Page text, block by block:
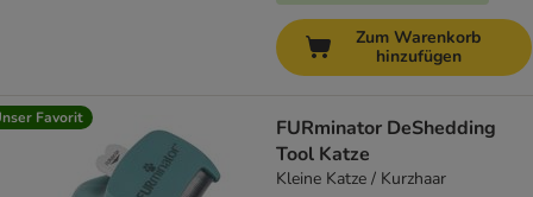
Zum Warenkorb
hinzufügen
Favorit
FURminator DeShedding
Tool Katze
Kleine Katze / Kurzhaar